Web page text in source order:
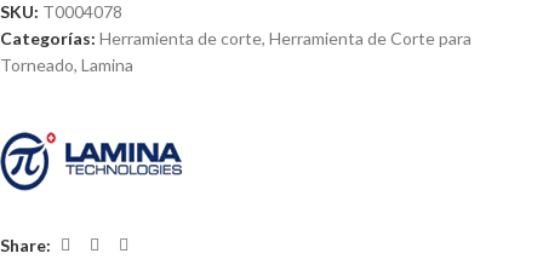
SKU: T0004078
Categorías: Herramienta de corte, Herramienta de Corte para
Torneado, Lamina
Share: